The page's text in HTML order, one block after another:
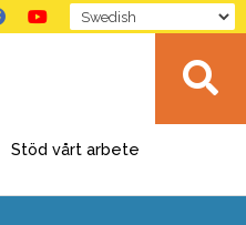
Stöd vårt arbete